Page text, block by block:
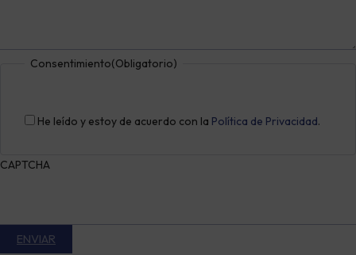
Consentimiento(Obligatorio)
He leído y estoy de acuerdo con la Política de Privacidad.
CAPTCHA